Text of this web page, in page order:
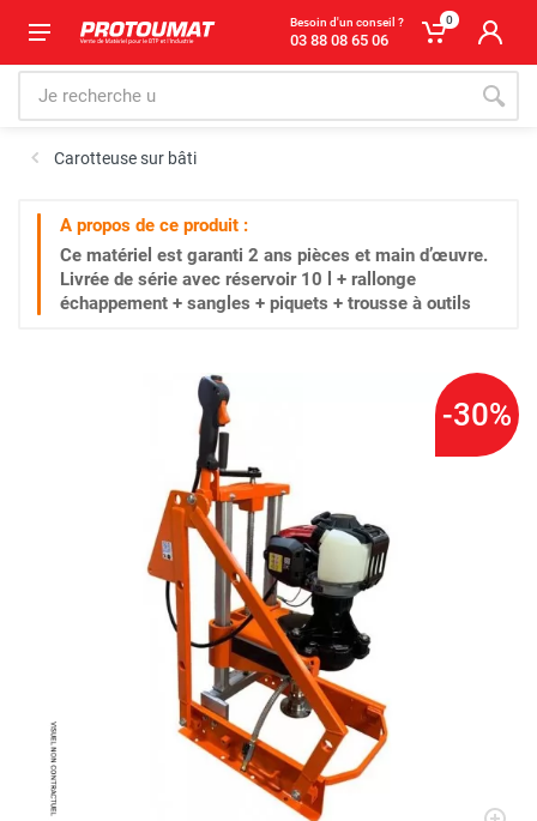
Besoin d'un conseil ?
03 88 08 65 06
0
Carotteuse sur bâti
A propos de ce produit :
Ce matériel est garanti 2 ans pièces et main d’œuvre.
Livrée de série avec réservoir 10 l + rallonge
échappement + sangles + piquets + trousse à outils
-30%